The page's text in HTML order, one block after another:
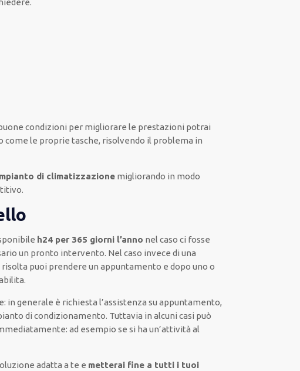
condizioni per migliorare le prestazioni potrai
le proprie tasche, risolvendo il problema in
di climatizzazione migliorando in modo
h24 per 365 giorni l’anno nel caso ci fosse
un pronto intervento. Nel caso invece di una
puoi prendere un appuntamento e dopo uno o
in generale è richiesta l’assistenza su appuntamento,
di condizionamento. Tuttavia in alcuni casi può
ad esempio se si ha un’attività al
adatta a te e metterai fine a tutti i tuoi